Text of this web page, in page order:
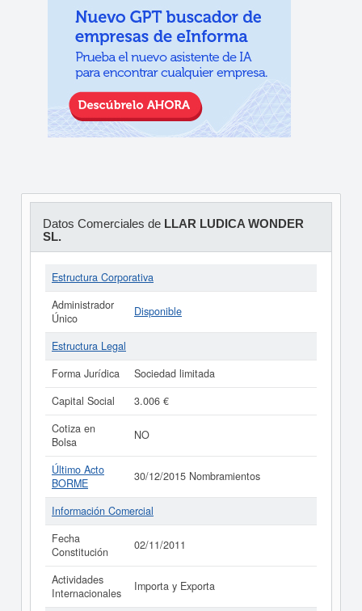
Datos Comerciales de LLAR LUDICA WONDER
SL.
Estructura Corporativa
Administrador
Único
Disponible
Estructura Legal
Forma Jurídica
Sociedad limitada
Capital Social
3.006 €
Cotiza en
Bolsa
NO
Último Acto
BORME
30/12/2015 Nombramientos
Información Comercial
Fecha
Constitución
02/11/2011
Actividades
Internacionales
Importa y Exporta